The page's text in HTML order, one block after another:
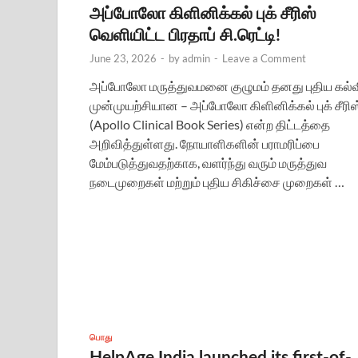
அப்போலோ கிளினிக்கல் புக் சீரிஸ்
வெளியிட்ட பிரதாப் சி.ரெட்டி!
June 23, 2026 - byadmin - Leave a Comment
அப்போலோ மருத்துவமனை குழுமம் தனது புதிய
முன்முயற்சியான – அப்போலோ கிளினிக்கல் புக்
(Apollo Clinical Book Series) என்ற திட்டத்தை
அறிவித்துள்ளது. நோயாளிகளின் பராமரிப்பை
மேம்படுத்துவதற்காக, வளர்ந்து வரும் மருத்துவ
நடைமுறைகள் மற்றும் புதிய சிகிச்சை முறைகள் …
பொது